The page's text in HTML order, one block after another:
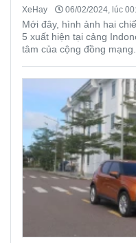
XeHay 06/02/2024, lúc
Mới đây, hình ảnh hai
5 xuất hiện tại cảng
tâm của cộng đồng mạng.